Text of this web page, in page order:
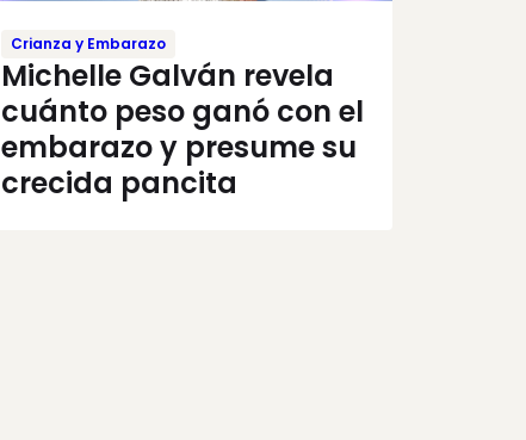
Crianza y Embarazo
Michelle Galván revela
cuánto peso ganó con el
embarazo y presume su
crecida pancita